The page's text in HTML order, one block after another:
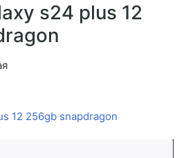
s24 plus 12
12 256gb snapdragon